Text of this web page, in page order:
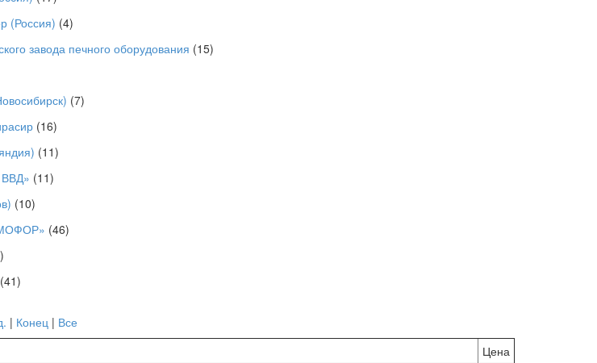
(Россия) (4)
завода печного оборудования (15)
(7)
(16)
(11)
(11)
(10)
(46)
(41)
| Конец| Все
Цена